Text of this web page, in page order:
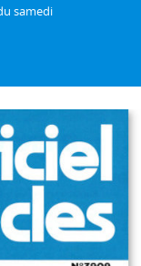
samedi